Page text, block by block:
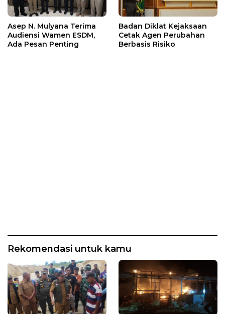
Asep N. Mulyana Terima
Audiensi Wamen ESDM,
Ada Pesan Penting
Badan Diklat Kejaksaan
Cetak Agen Perubahan
Berbasis Risiko
Rekomendasi untuk kamu